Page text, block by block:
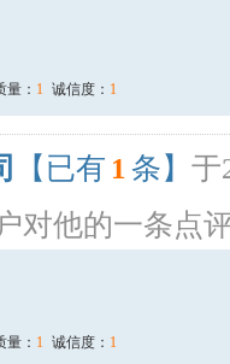
量： 1 诚信度： 1
【已有 1 条】 于
对他的一条点
量： 1 诚信度： 1